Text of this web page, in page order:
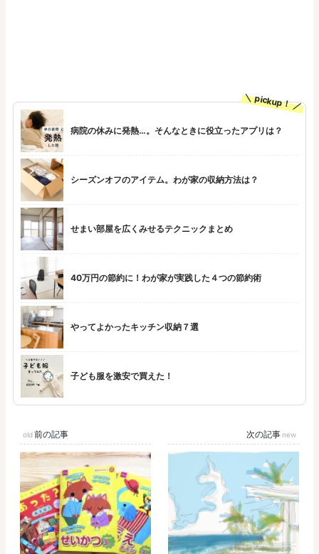
pickup！
病院の休みに発熱…。そんなときに役立ったアプリは？
シーズンオフのアイテム。わが家の収納方法は？
せまい部屋を広くみせるテクニックまとめ
40万円の節約に！わが家が実践した４つの節約術
やってよかったキッチン収納７選
子ども服を激安で買えた！
前の記事 次の記事